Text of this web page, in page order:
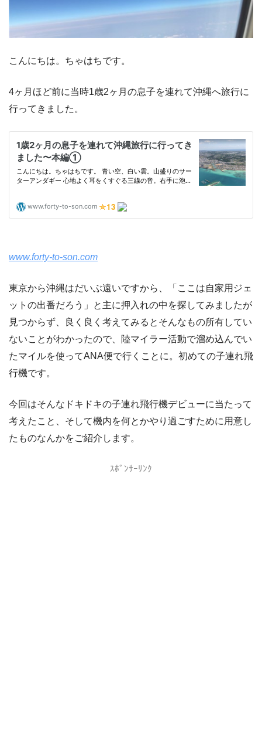
こんにちは。ちゃはちです。
4ヶ月ほど前に当時1歳2ヶ月の息子を連れて沖縄へ旅行に
行ってきました。
www.forty-to-son.com
東京から沖縄はだいぶ遠いですから、「ここは自家用ジェ
ットの出番だろう」と主に押入れの中を探してみましたが
見つからず、良く良く考えてみるとそんなもの所有してい
ないことがわかったので、陸マイラー活動で溜め込んでい
たマイルを使ってANA便で行くことに。初めての子連れ飛
行機です。
今回はそんなドキドキの子連れ飛行機デビューに当たって
考えたこと、そして機内を何とかやり過ごすために用意し
たものなんかをご紹介します。
ｽﾎﾟﾝｻｰﾘﾝｸ